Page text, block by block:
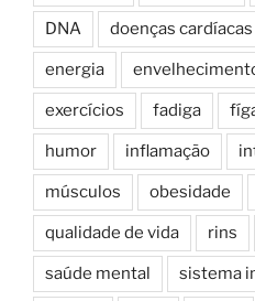
DNA doenças cardíacas
energia
exercícios fadiga
humor inflamação
músculos obesidade
qualidade de vida rins
saúde mental sistema